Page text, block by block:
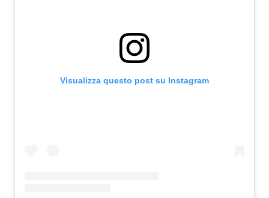
Visualizza questo post su Instagram